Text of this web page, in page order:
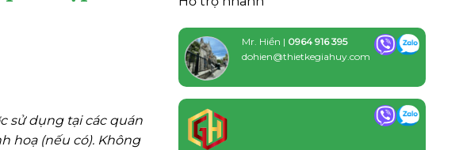
sử dụng tại các quán
hoạ (nếu có). Không
Mr. Hiền | 0964 916 395
dohien@thietkegiahuy.com